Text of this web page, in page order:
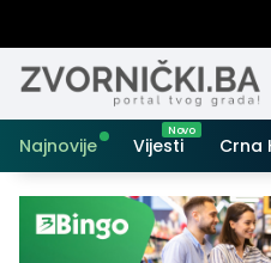
Najnovije Vijesti Crna